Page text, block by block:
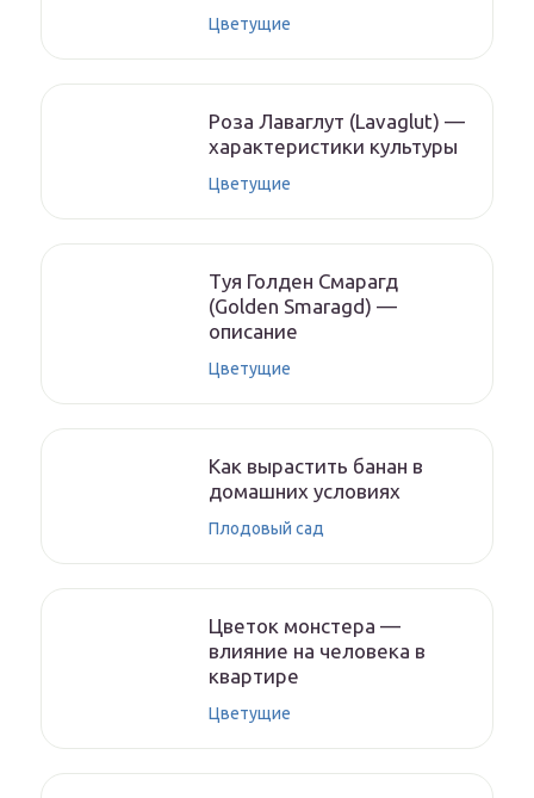
Цветущие
Роза Лаваглут (Lavaglut) —
характеристики культуры
Цветущие
Туя Голден Смарагд
(Golden Smaragd) —
описание
Цветущие
Как вырастить банан в
домашних условиях
Плодовый сад
Цветок монстера —
влияние на человека в
квартире
Цветущие